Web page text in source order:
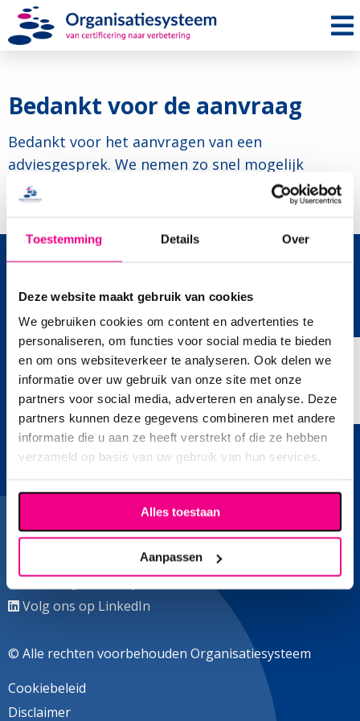
Toestemming Details Over
Deze website maakt gebruik van cookies
We gebruiken cookies om content en advertenties te
personaliseren, om functies voor social media te bieden
en om ons websiteverkeer te analyseren. Ook delen we
informatie over uw gebruik van onze site met onze
partners voor social media, adverteren en analyse. Deze
partners kunnen deze gegevens combineren met andere
informatie die u aan ze heeft verstrekt of die ze hebben
verzameld op basis van uw gebruik van hun services.
Alles toestaan
Aanpassen
Bedankt voor de aanvraag
Bedankt voor het aanvragen van een
adviesgesprek. We nemen zo snel mogelijk
contact met je op.
Branches
Normen
Over ons
Contact
T:0318 - 50 57 50
E:info@organisatiesysteem.nl
Volg ons op LinkedIn
© Alle rechten voorbehouden Organisatiesysteem
Cookiebeleid
Disclaimer